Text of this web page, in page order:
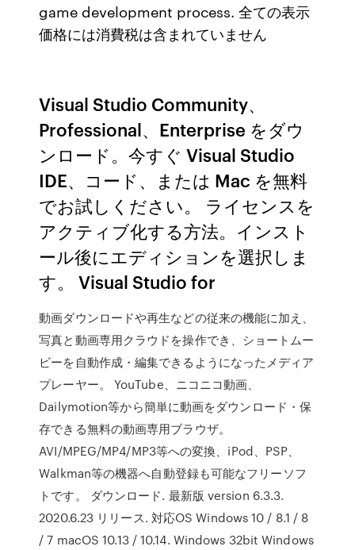
game development process. 全ての表示
価格には消費税は含まれていません
Visual Studio Community、
Professional、Enterprise をダウ
ンロード。今すぐ Visual Studio
IDE、コード、または Mac を無料
でお試しください。 ライセンスを
アクティブ化する方法。インスト
ール後にエディションを選択しま
す。 Visual Studio for
動画ダウンロードや再生などの従来の機能に加え、
写真と動画専用クラウドを操作でき、ショートムー
ビーを自動作成・編集できるようになったメディア
プレーヤー。 YouTube、ニコニコ動画、
Dailymotion等から簡単に動画をダウンロード・保
存できる無料の動画専用ブラウザ。
AVI/MPEG/MP4/MP3等への変換、iPod、PSP、
Walkman等の機器へ自動登録も可能なフリーソフ
トです。 ダウンロード. 最新版 version 6.3.3.
2020.6.23 リリース. 対応OS Windows 10 / 8.1 / 8
/ 7 macOS 10.13 / 10.14. Windows 32bit Windows